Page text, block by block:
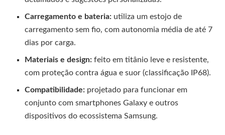
Carregamento e bateria: utiliza um estojo de
carregamento sem fio, com autonomia média de até 7
dias por carga.
Materiais e design: feito em titânio leve e resistente,
com proteção contra água e suor (classificação IP68).
Compatibilidade: projetado para funcionar em
conjunto com smartphones Galaxy e outros
dispositivos do ecossistema Samsung.